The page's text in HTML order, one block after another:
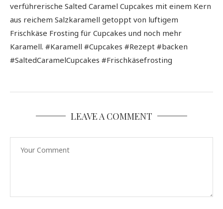
verführerische Salted Caramel Cupcakes mit einem Kern
aus reichem Salzkaramell getoppt von luftigem
Frischkäse Frosting für Cupcakes und noch mehr
Karamell. #Karamell #Cupcakes #Rezept #backen
#SaltedCaramelCupcakes #Frischkäsefrosting
LEAVE A COMMENT